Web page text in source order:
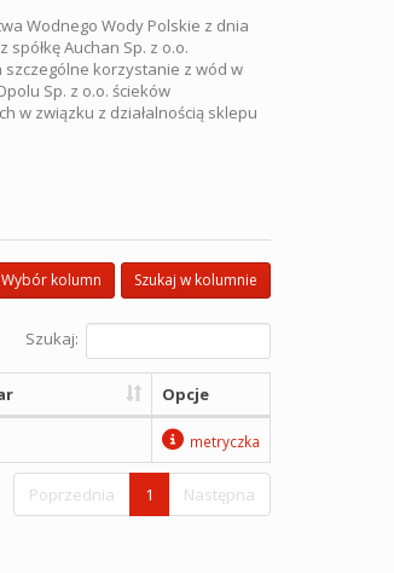
Wodnego Wody Polskie z dnia
Auchan Sp. z o.o.
korzystanie z wód w
Sp. z o.o. ścieków
w związku z działalnością sklepu
Szukaj w kolumnie
Wybór kolumn
Szukaj:
Opcje
metryczka
Poprzednia 1 Następna